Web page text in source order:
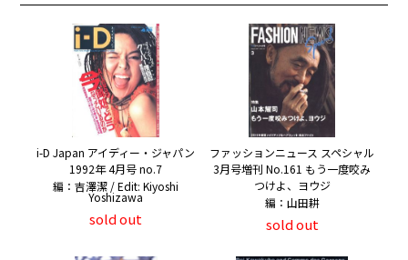
i-D Japan アイディー・ジャパン
1992年 4月号 no.7
編：吉澤潔 / Edit: Kiyoshi
Yoshizawa
sold out
ファッションニュース スペシャル
3月号増刊 No.161 もう一度咬み
つけよ、ヨウジ
編：山田耕
sold out